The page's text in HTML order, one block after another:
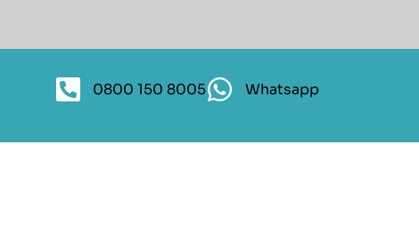
0800 150 8005 Whatsapp